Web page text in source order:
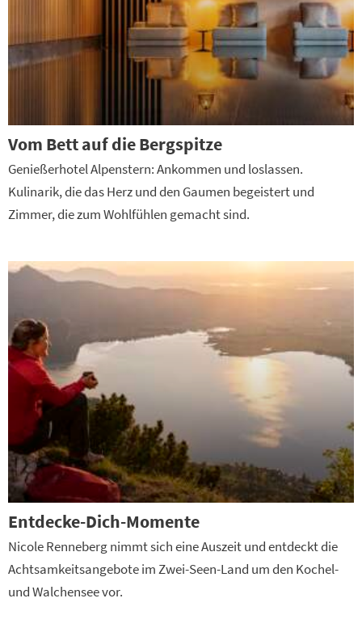
Vom Bett auf die Bergspitze
Genießerhotel Alpenstern: Ankommen und loslassen.
Kulinarik, die das Herz und den Gaumen begeistert und
Zimmer, die zum Wohlfühlen gemacht sind.
Entdecke-Dich-Momente
Nicole Renneberg nimmt sich eine Auszeit und entdeckt die
Achtsamkeitsangebote im Zwei-Seen-Land um den Kochel-
und Walchensee vor.